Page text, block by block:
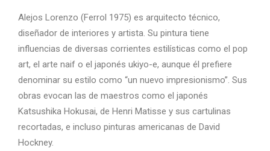
Alejos Lorenzo (Ferrol 1975) es arquitecto técnico,
diseñador de interiores y artista. Su pintura tiene
influencias de diversas corrientes estilísticas como el pop
art, el arte naif o el japonés ukiyo-e, aunque él prefiere
denominar su estilo como “un nuevo impresionismo”. Sus
obras evocan las de maestros como el japonés
Katsushika Hokusai, de Henri Matisse y sus cartulinas
recortadas, e incluso pinturas americanas de David
Hockney.